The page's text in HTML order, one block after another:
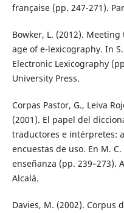
française (pp. 247-271).
Bowker, L. (2012).
age of e-lexicography. In
Electronic Lexicography
University Press.
Corpas Pastor, G., Leiva
(2001). El papel del
traductores e intérpretes:
encuestas de uso. En M.
enseñanza (pp. 239–273).
Alcalá.
Davies, M. (2002). Corpus